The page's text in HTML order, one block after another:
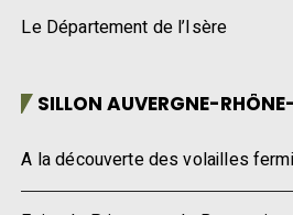
Le Département de l’Isère
SILLON AUVERGNE-
A la découverte des volailles